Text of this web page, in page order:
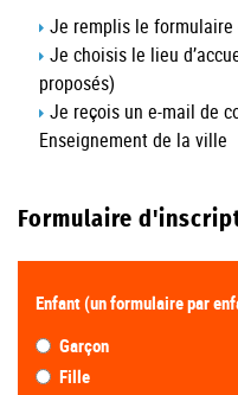
Je remplis le
Je choisis le lieu
proposés)
Je reçois un e-mail de
Enseignement de la ville
Formulaire
Enfant (un formulaire par
Garçon
Fille